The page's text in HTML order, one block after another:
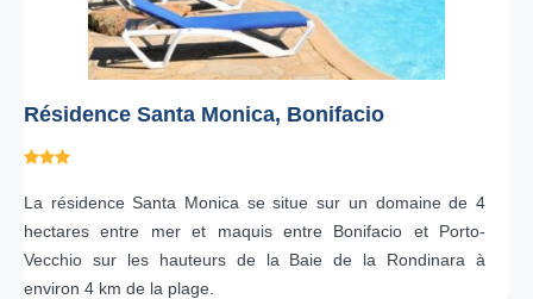
Résidence Santa Monica, Bonifacio
La résidence Santa Monica se situe sur un domaine de 4
hectares entre mer et maquis entre Bonifacio et Porto-
Vecchio sur les hauteurs de la Baie de la Rondinara à
environ 4 km de la plage.